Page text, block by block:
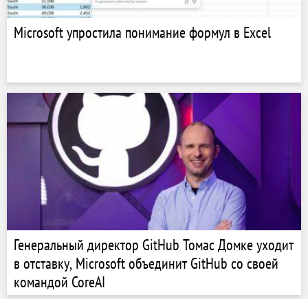
Microsoft упростила понимание формул в Excel
Генеральный директор GitHub Томас Домке уходит
в отставку, Microsoft объединит GitHub со своей
командой CoreAI